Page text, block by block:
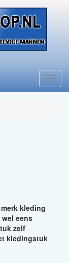
Menu
kleding
eens
zelf
kledingstuk